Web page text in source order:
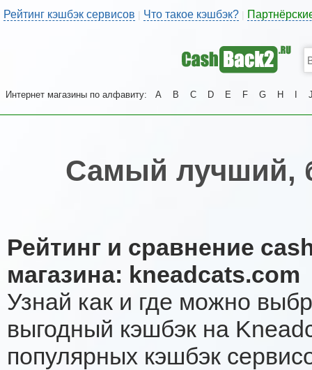
Рейтинг кэшбэк сервисов | Что такое кэшбэк?
Интернет магазины по алфавиту: A B C D E F G H
Самый лучший,
Рейтинг и сравнение
магазина: kneadcats.com
Узнай как и где можно
выгодный кэшбэк на
популярных кэшбэк